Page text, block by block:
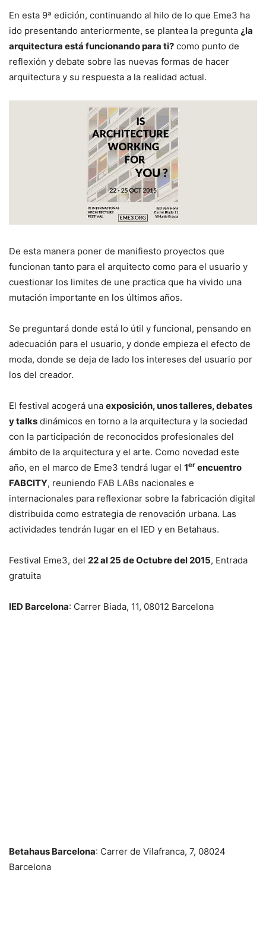
En esta 9ª edición, continuando al hilo de lo que Eme3 ha
ido presentando anteriormente, se plantea la pregunta ¿la
arquitectura está funcionando para ti? como punto de
reflexión y debate sobre las nuevas formas de hacer
arquitectura y su respuesta a la realidad actual.
De esta manera poner de manifiesto proyectos que
funcionan tanto para el arquitecto como para el usuario y
cuestionar los limites de une practica que ha vivido una
mutación importante en los últimos años.
Se preguntará donde está lo útil y funcional, pensando en
adecuación para el usuario, y donde empieza el efecto de
moda, donde se deja de lado los intereses del usuario por
los del creador.
El festival acogerá una exposición, unos talleres, debates
y talks dinámicos en torno a la arquitectura y la sociedad
con la participación de reconocidos profesionales del
ámbito de la arquitectura y el arte. Como novedad este
año, en el marco de Eme3 tendrá lugar el 1er encuentro
FABCITY, reuniendo FAB LABs nacionales e
internacionales para reflexionar sobre la fabricación digital
distribuida como estrategia de renovación urbana. Las
actividades tendrán lugar en el IED y en Betahaus.
Festival Eme3, del 22 al 25 de Octubre del 2015, Entrada
gratuita
IED Barcelona: Carrer Biada, 11, 08012 Barcelona
Betahaus Barcelona: Carrer de Vilafranca, 7, 08024
Barcelona